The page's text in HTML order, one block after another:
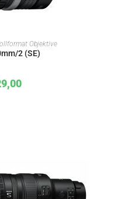
Objektive
2 (SE)